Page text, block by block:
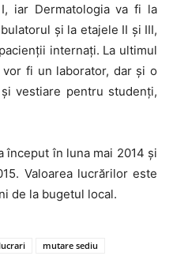
iar Dermatologia va fi la
și la etajele II și III,
internați. La ultimul
fi un laborator, dar și o
vestiare pentru studenți,
început în luna mai 2014 și
Valoarea lucrărilor este
de la bugetul local.
lucrari
mutare sediu